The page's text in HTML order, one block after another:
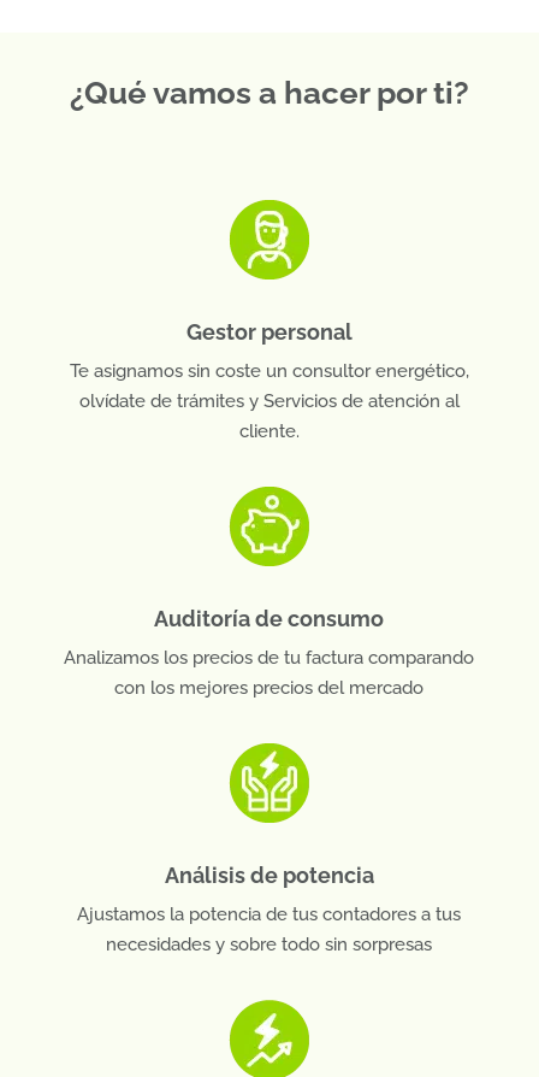
¿Qué vamos a hacer por ti?
Gestor personal
Te asignamos sin coste un consultor energético,
olvídate de trámites y Servicios de atención al
cliente.
Auditoría de consumo
Analizamos los precios de tu factura comparando
con los mejores precios del mercado
Análisis de potencia
Ajustamos la potencia de tus contadores a tus
necesidades y sobre todo sin sorpresas